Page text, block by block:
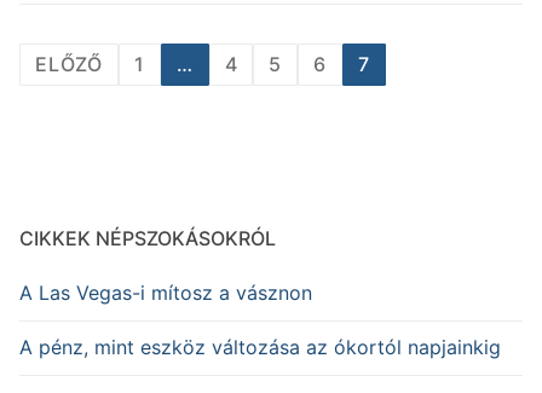
Bejegyzések
ELŐZŐ 1 … 4 5 6 7
CIKKEK NÉPSZOKÁSOKRÓL
A Las Vegas-i mítosz a vásznon
A pénz, mint eszköz változása az ókortól napjainkig